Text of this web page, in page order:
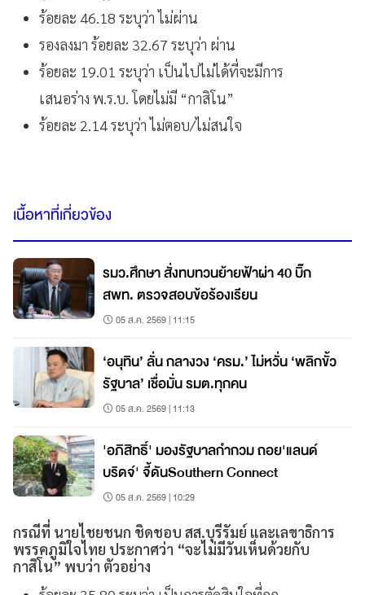
ร้อยละ 46.18 ระบุว่า ไม่ผ่าน
รองลงมา ร้อยละ 32.67 ระบุว่า ผ่าน
ร้อยละ 19.01 ระบุว่า เป็นไปไม่ได้ที่จะมีการ
เสนอร่าง พ.ร.บ. โดยไม่มี “กาสิโน”
ร้อยละ 2.14 ระบุว่า ไม่ตอบ/ไม่สนใจ
เนื้อหาที่เกี่ยวข้อง
รมว.ศึกษา สั่งทบทวนย้ายฟ้าผ่า 40 บิ๊ก
สพท. ตรวจสอบข้อร้องเรียน
05 ส.ค. 2569 | 11:15
‘อนุทิน’ ลั่น กลางวง ‘ครม.’ ไม่หวั่น ‘พลิกขั้ว
รัฐบาล’ เชื่อมั่น รมต.ทุกคน
05 ส.ค. 2569 | 11:13
'อภิสิทธิ์' มองรัฐบาลกำกวม ถอย'แลนด์
บริดจ์' จี้ดันSouthern Connect
05 ส.ค. 2569 | 10:29
กรณีที่ นายไชยชนก ชิดชอบ สส.บุรีรัมย์ และเลขาธิการ
พรรคภูมิใจไทย ประกาศว่า “จะไม่มีวันเห็นด้วยกับ
กาสิโน” พบว่า ตัวอย่าง